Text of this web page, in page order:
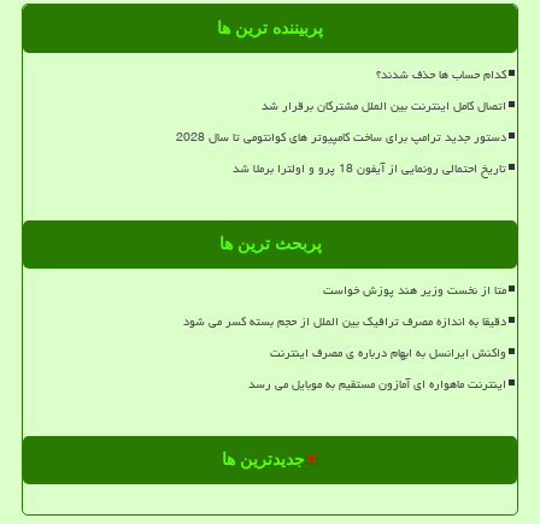
پربیننده ترین ها
کدام حساب ها حذف شدند؟
اتصال کامل اینترنت بین الملل مشترکان برقرار شد
دستور جدید ترامپ برای ساخت کامپیوتر های کوانتومی تا سال 2028
تاریخ احتمالی رونمایی از آیفون 18 پرو و اولترا برملا شد
پربحث ترین ها
متا از نخست وزیر هند پوزش خواست
دقیقا به اندازه مصرف ترافیک بین الملل از حجم بسته کسر می شود
واکنش ایرانسل به ابهام درباره ی مصرف اینترنت
اینترنت ماهواره ای آمازون مستقیم به موبایل می رسد
جدیدترین ها